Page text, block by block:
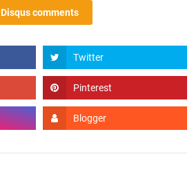
Disqus comments